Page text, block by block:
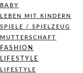
BABY
LEBEN MIT KINDERN
SPIELE / SPIELZEUG
MUTTERSCHAFT
FASHION
LIFESTYLE
LIFESTYLE